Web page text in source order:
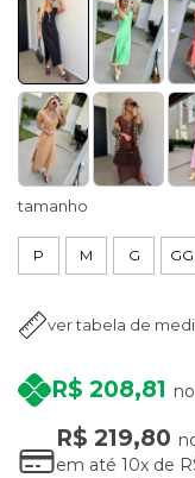
tamanho
P M G GG
ver tabela de
R$ 208,81
R$ 219,80
em até 10x de